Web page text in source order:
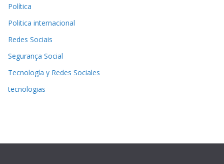
Política
Politica internacional
Redes Sociais
Segurança Social
Tecnología y Redes Sociales
tecnologias